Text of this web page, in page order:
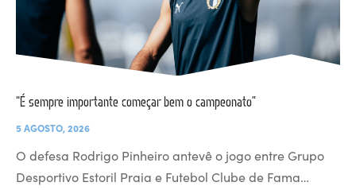
“É sempre importante começar bem o campeonato”
5 AGOSTO, 2026
O defesa Rodrigo Pinheiro antevê o jogo entre Grupo
Desportivo Estoril Praia e Futebol Clube de Fama…